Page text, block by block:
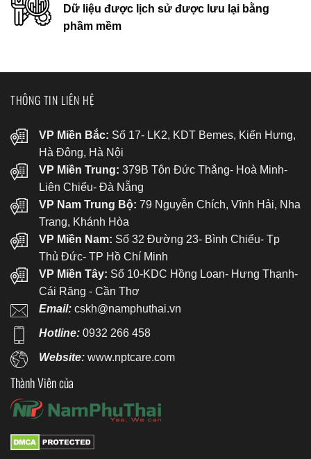
Dữ liệu được lịch sử được lưu lại bằng
phầm mềm
THÔNG TIN LIÊN HỆ
VP Miền Bắc: Số 17- LK2, KDT Bemes, Kiến Hưng,
Hà Đông, Hà Nội
VP Miền Trung: 379B Tôn Đức Thắng- Hoà Minh-
Liên Chiểu- Đà Nẵng
VP Nam Trung Bộ: 79 Nguyễn Chích, Vĩnh Hải, Nha
Trang, Khánh Hòa
VP Miền Nam: Số 32 Đường 23- Bình Chiểu- Tp
Thủ Đức- TP Hồ Chí Minh
VP Miền Tây: Số 10-KDC Hồng Loan- Hưng Thạnh-
Cái Răng - Cần Thơ
Email: cskh@namphuthai.vn
Hotline: 0932 266 458
Website:www.nptcare.com
Thành Viên của